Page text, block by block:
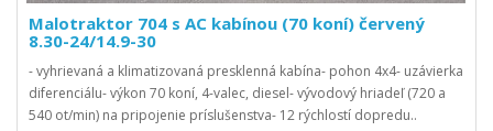
Malotraktor 704 s AC kabínou (70 koní) červený
8.30-24/14.9-30
- vyhrievaná a klimatizovaná presklenná kabína- pohon 4x4- uzávierka
diferenciálu- výkon 70 koní, 4-valec, diesel- vývodový hriadeľ (720 a
540 ot/min) na pripojenie príslušenstva- 12 rýchlostí dopredu..